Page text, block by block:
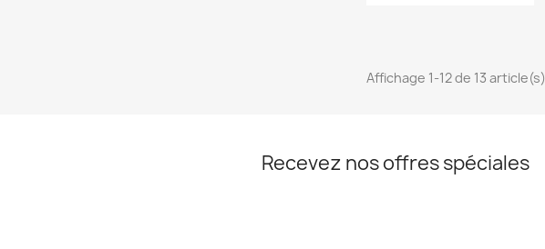
Affichage 1-12 de 13 article(s)
Recevez nos offres spéciales